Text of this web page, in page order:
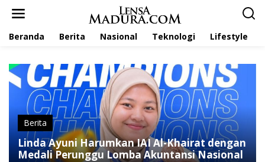
Beranda Berita Nasional Teknologi Lifestyle
Berita
Linda Ayuni Harumkan IAI Al-Khairat dengan
Medali Perunggu Lomba Akuntansi Nasional